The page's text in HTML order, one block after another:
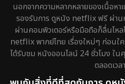
นอกจากความหลากหลายของเนื้อหา
รองรับการ ดูหนัง netflix ฟรี ผ่าน
ผ่านคอมพิวเตอร์หรือมือถือก็ลื่นไห
netflix พากย์ไทย เรื่องใหม่ๆ ก่อนใ
ได้รับชม หนังออนไลน์ 24 ชั่วโมง ใ
ตลอดเวลา